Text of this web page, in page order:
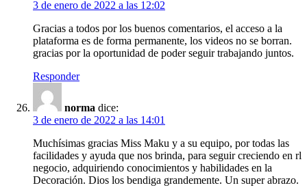
3 de enero de 2022 a las 12:02
Gracias a todos por los buenos comentarios, el acceso a la
plataforma es de forma permanente, los videos no se borran.
gracias por la oportunidad de poder seguir trabajando juntos.
Responder
norma dice:
3 de enero de 2022 a las 14:01
Muchísimas gracias Miss Maku y a su equipo, por todas las
facilidades y ayuda que nos brinda, para seguir creciendo en rl
negocio, adquiriendo conocimientos y habilidades en la
Decoración. Dios los bendiga grandemente. Un super abrazo.